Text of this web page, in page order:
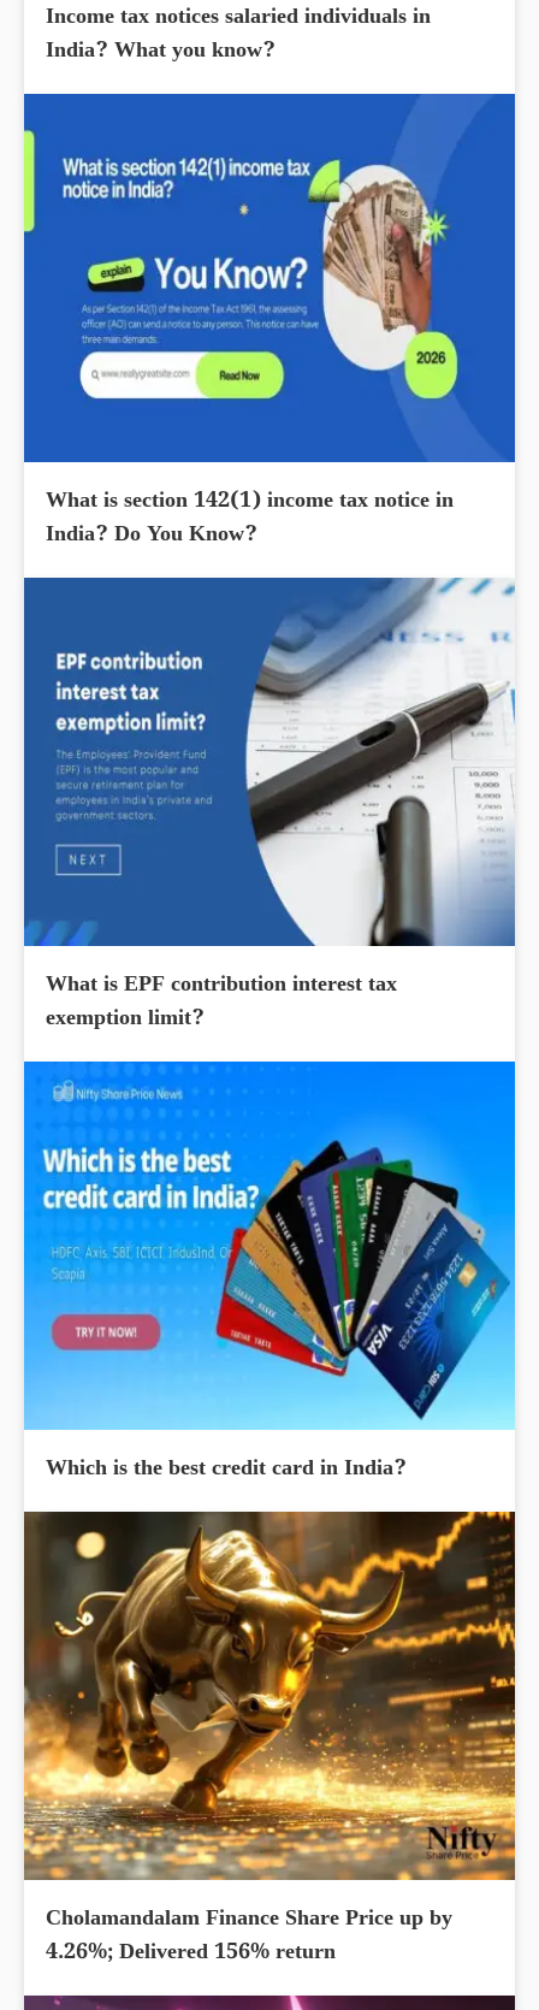
Income tax notices salaried individuals in
India? What you know?
What is section 142(1) income tax notice in
India? Do You Know?
What is EPF contribution interest tax
exemption limit?
Which is the best credit card in India?
Cholamandalam Finance Share Price up by
4.26%; Delivered 156% return